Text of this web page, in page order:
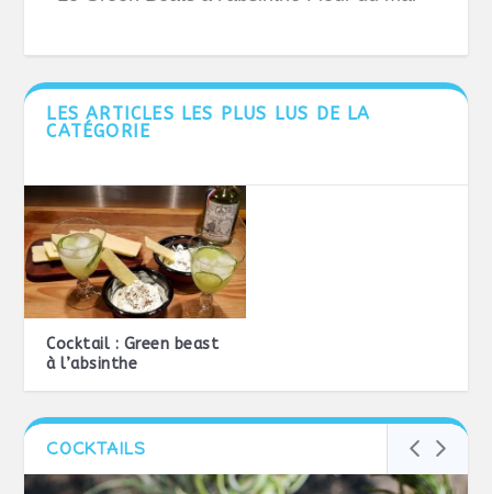
LES ARTICLES LES PLUS LUS DE LA
CATÉGORIE
Cocktail : Green beast
à l’absinthe
COCKTAILS